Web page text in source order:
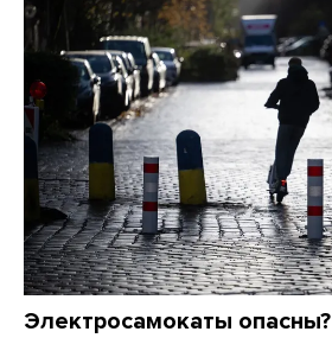
Электросамокаты опасны?